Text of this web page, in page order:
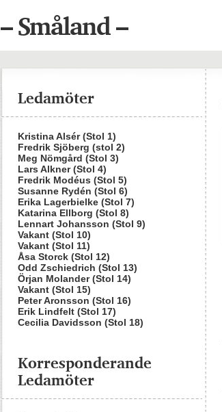
– Småland –
Ledamöter
Kristina Alsér (Stol 1)
Fredrik Sjöberg (stol 2)
Meg Nömgård (Stol 3)
Lars Alkner (Stol 4)
Fredrik Modéus (Stol 5)
Susanne Rydén (Stol 6)
Erika Lagerbielke (Stol 7)
Katarina Ellborg (Stol 8)
Lennart Johansson (Stol 9)
Vakant (Stol 10)
Vakant (Stol 11)
Åsa Storck (Stol 12)
Odd Zschiedrich (Stol 13)
Örjan Molander (Stol 14)
Vakant (Stol 15)
Peter Aronsson (Stol 16)
Erik Lindfelt (Stol 17)
Cecilia Davidsson (Stol 18)
Korresponderande
Ledamöter